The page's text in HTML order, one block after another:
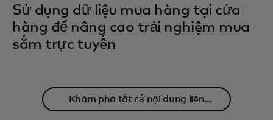
Sử dụng dữ liệu mua hàng tại cửa
hàng để nâng cao trải nghiệm mua
sắm trực tuyến
Khám phá tất cả nội dung liên